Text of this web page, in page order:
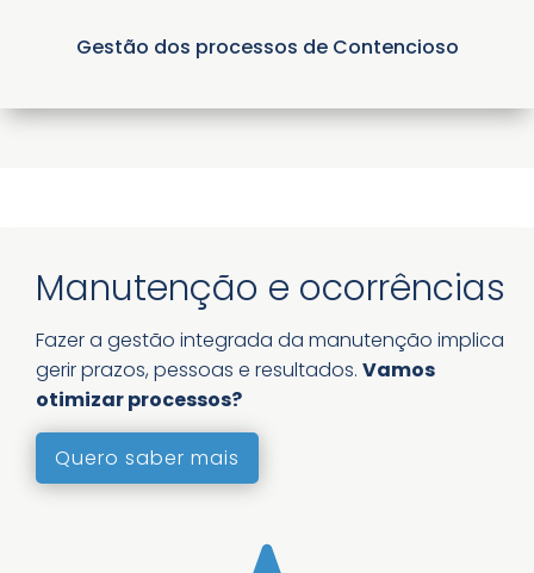
Gestão dos processos de Contencioso
Manutenção e ocorrências
Fazer a gestão integrada da manutenção implica
gerir prazos, pessoas e resultados. Vamos
otimizar processos?
Quero saber mais